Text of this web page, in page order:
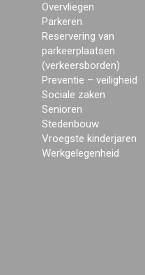
Overvliegen
Parkeren
Reservering van
parkeerplaatsen
(verkeersborden)
Preventie – veiligheid
Sociale zaken
Senioren
Stedenbouw
Vroegste kinderjaren
Werkgelegenheid